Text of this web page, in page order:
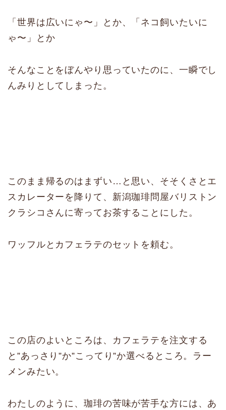
「世界は広いにゃ〜」とか、「ネコ飼いたいに
ゃ〜」とか
そんなことをぼんやり思っていたのに、一瞬でし
んみりとしてしまった。
このまま帰るのはまずい…と思い、そそくさとエ
スカレーターを降りて、新潟珈琲問屋バリストン
クラシコさんに寄ってお茶することにした。
ワッフルとカフェラテのセットを頼む。
この店のよいところは、カフェラテを注文する
と”あっさり”か”こってり”か選べるところ。ラー
メンみたい。
わたしのように、珈琲の苦味が苦手な方には、あ